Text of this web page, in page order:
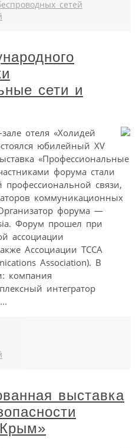
сетей
сети и
отеля «Холидей
юбилейный XV
«Профессиональные
форума стали
связи,
коммуникационных
форума —
Форум прошел при
ассоциации
Ассоциации TCCA
Association). В
компания
интегратор
выставка